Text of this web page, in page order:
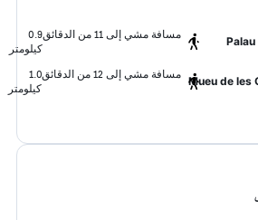
مسافة مشي إلى 11 من الدقائق
0.9
كيلومتر
Mueu de les
مسافة مشي إلى 12 من الدقائق
1.0
كيلومتر